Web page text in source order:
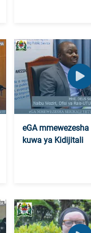
eGA
kuwa ya Kidijitali